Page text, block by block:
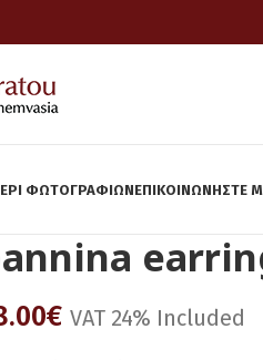
ΦΩΤΟΓΡΑΦΙΏΝΕΠΙΚΟΙΝΩΝΉΣΤΕ
€ VAT 24% Included